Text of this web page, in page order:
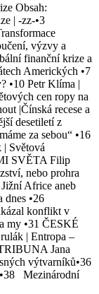
Obsah:
| -zz-•3
výzvy a
finanční krize a
Amerických •7
•10 Petr Klíma |
cen ropy na
|Čínská recese a
desetiletí z
za sebou“ •16
Světová
SVĚTA Filip
nebo prohra
Africe aneb
dnes •26
konflikt v
my •31 ČESKÉ
| Entropa –
Jana
výtvarníků•36
Mezinárodní